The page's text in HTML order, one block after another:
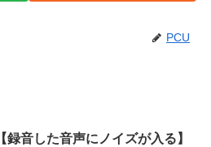
PCU
【録音した音声にノイズが入る】